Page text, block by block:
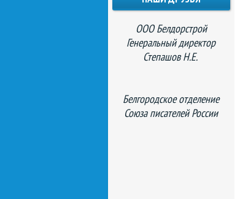
ООО Белдорстрой
Генеральный директор
Степашов Н.Е.
Белгородское отделение
Союза писателей России